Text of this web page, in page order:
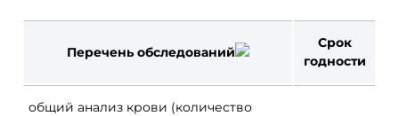
Перечень обследований
Срок
годности
общий анализ крови (количество